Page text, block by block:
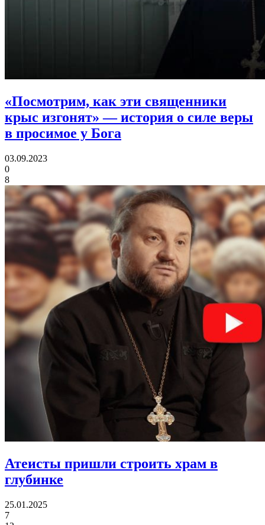
«Посмотрим, как эти священники
крыс изгонят»— история о силе веры
в просимое у Бога
03.09.2023
0
8
Атеисты пришли строить храм в
глубинке
25.01.2025
7